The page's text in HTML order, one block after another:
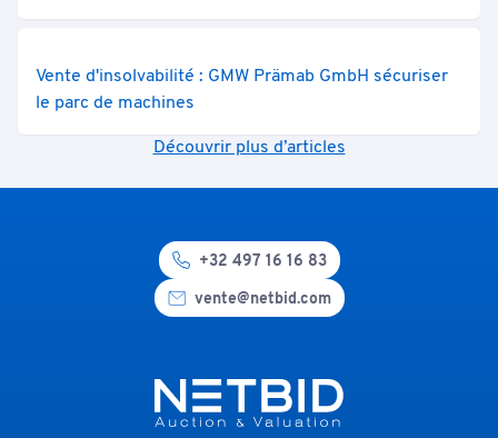
Vente d'insolvabilité : GMW Prämab GmbH sécuriser
le parc de machines
Découvrir plus d’articles
+32 497 16 16 83
vente@netbid.com